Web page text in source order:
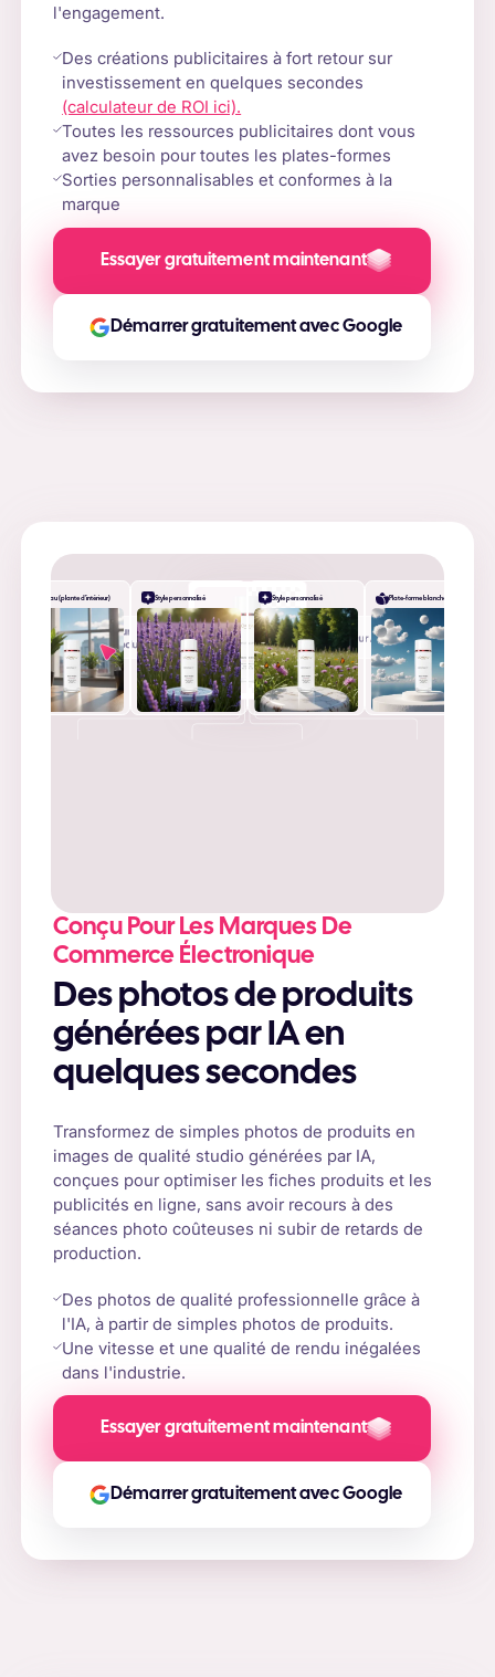
l'engagement.
Des créations publicitaires à fort retour sur
investissement en quelques secondes
(calculateur de ROI ici).
Toutes les ressources publicitaires dont vous
avez besoin pour toutes les plates-formes
Sorties personnalisables et conformes à la
marque
Essayer gratuitement maintenant
Démarrer gratuitement avec Google
Conçu Pour Les Marques De
Commerce Électronique
Des photos de produits
générées par IA en
quelques secondes
Transformez de simples photos de produits en
images de qualité studio générées par IA,
conçues pour optimiser les fiches produits et les
publicités en ligne, sans avoir recours à des
séances photo coûteuses ni subir de retards de
production.
Des photos de qualité professionnelle grâce à
l'IA, à partir de simples photos de produits.
Une vitesse et une qualité de rendu inégalées
dans l'industrie.
Essayer gratuitement maintenant
Démarrer gratuitement avec Google
Bureau (plante d'intérieur) Style personnalisé Style personnalisé Plate-forme blanche
+